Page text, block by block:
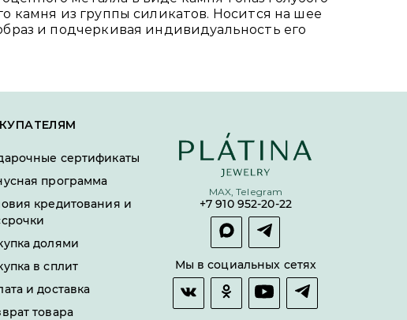
камня из группы силикатов. Носится на шее
и подчеркивая индивидуальность его
сертификаты
программа
кредитования и
долями
в сплит
и доставка
товара
MAX, Telegram
+7 910 952-20-22
Мы в социальных сетях